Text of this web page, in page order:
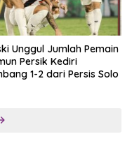
Unggul Jumlah Pemain
Persik Kediri
1-2 dari Persis Solo